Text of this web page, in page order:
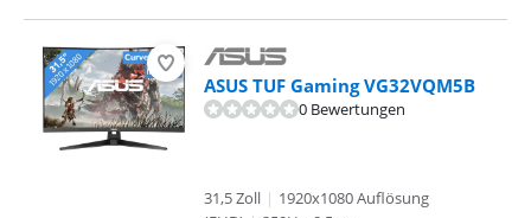
ASUS TUF Gaming VG32VQM5B
0 Bewertungen
31,5 Zoll | 1920x1080 Auflösung